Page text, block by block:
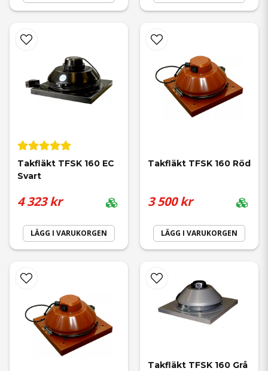
Takfläkt TFSK 160 EC
Svart
4 323 kr
LÄGG I VARUKORGEN
Takfläkt TFSK 160 Röd
3 500 kr
LÄGG I VARUKORGEN
Takfläkt TFSK 160 Grå